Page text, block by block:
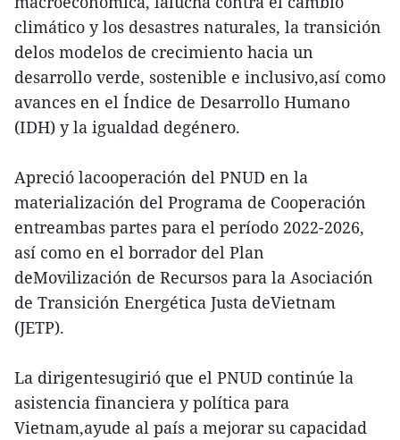
climático y los desastres naturales, la transición
delos modelos de crecimiento hacia un
desarrollo verde, sostenible e inclusivo,así como
avances en el Índice de Desarrollo Humano
(IDH) y la igualdad degénero.
Apreció lacooperación del PNUD en la
materialización del Programa de Cooperación
entreambas partes para el período 2022-2026,
así como en el borrador del Plan
deMovilización de Recursos para la Asociación
de Transición Energética Justa deVietnam
(JETP).
La dirigentesugirió que el PNUD continúe la
asistencia financiera y política para
Vietnam,ayude al país a mejorar su capacidad